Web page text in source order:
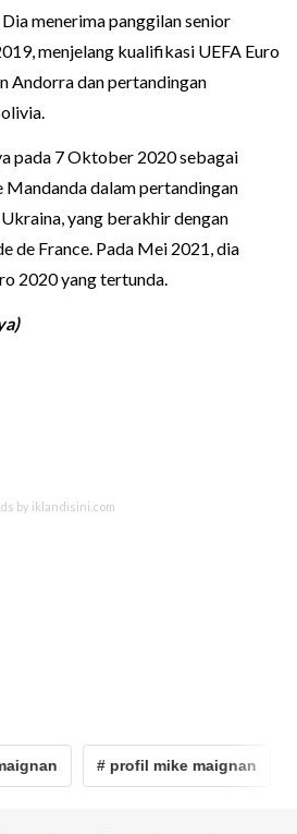
menerima panggilan senior
menjelang kualifikasi UEFA Euro
Andorra dan pertandingan
pada 7 Oktober 2020 sebagai
Mandanda dalam pertandingan
yang berakhir dengan
de France. Pada Mei 2021, dia
2020 yang tertunda.
# profil mike maignan